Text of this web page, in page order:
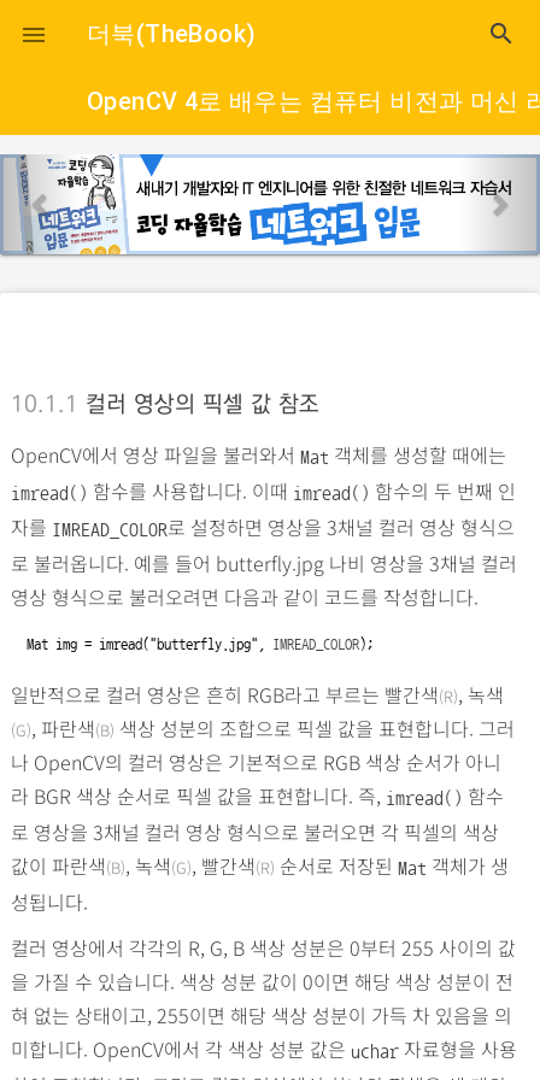
close
 더북(TheBook) search
OpenCV 4로 배우는 컴퓨터 비전과 머신
p
r
e
s
e
10.1.1 컬러 영상의 픽셀 값 참조
OpenCV에서 영상 파일을 불러와서 Mat 객체를 생성할 때에는
imread() 함수를 사용합니다. 이때 imread() 함수의 두 번째 인
자를 IMREAD_COLOR로 설정하면 영상을 3채널 컬러 영상 형식으
로 불러옵니다. 예를 들어 butterfly.jpg 나비 영상을 3채널 컬러
영상 형식으로 불러오려면 다음과 같이 코드를 작성합니다.
Mat img = imread( "butterfly.jpg" IMREAD_COLOR);
일반적으로 컬러 영상은 흔히 RGB라고 부르는 빨간색(R), 녹색
(G), 파란색(B) 색상 성분의 조합으로 픽셀 값을 표현합니다. 그러
나 OpenCV의 컬러 영상은 기본적으로 RGB 색상 순서가 아니
라 BGR 색상 순서로 픽셀 값을 표현합니다. 즉, imread() 함수
로 영상을 3채널 컬러 영상 형식으로 불러오면 각 픽셀의 색상
값이 파란색(B), 녹색(G), 빨간색(R) 순서로 저장된 Mat 객체가 생
성됩니다.
컬러 영상에서 각각의 R, G, B 색상 성분은 0부터 255 사이의 값
을 가질 수 있습니다. 색상 성분 값이 0이면 해당 색상 성분이 전
혀 없는 상태이고, 255이면 해당 색상 성분이 가득 차 있음을 의
미합니다. OpenCV에서 각 색상 성분 값은 uchar자료형을 사용